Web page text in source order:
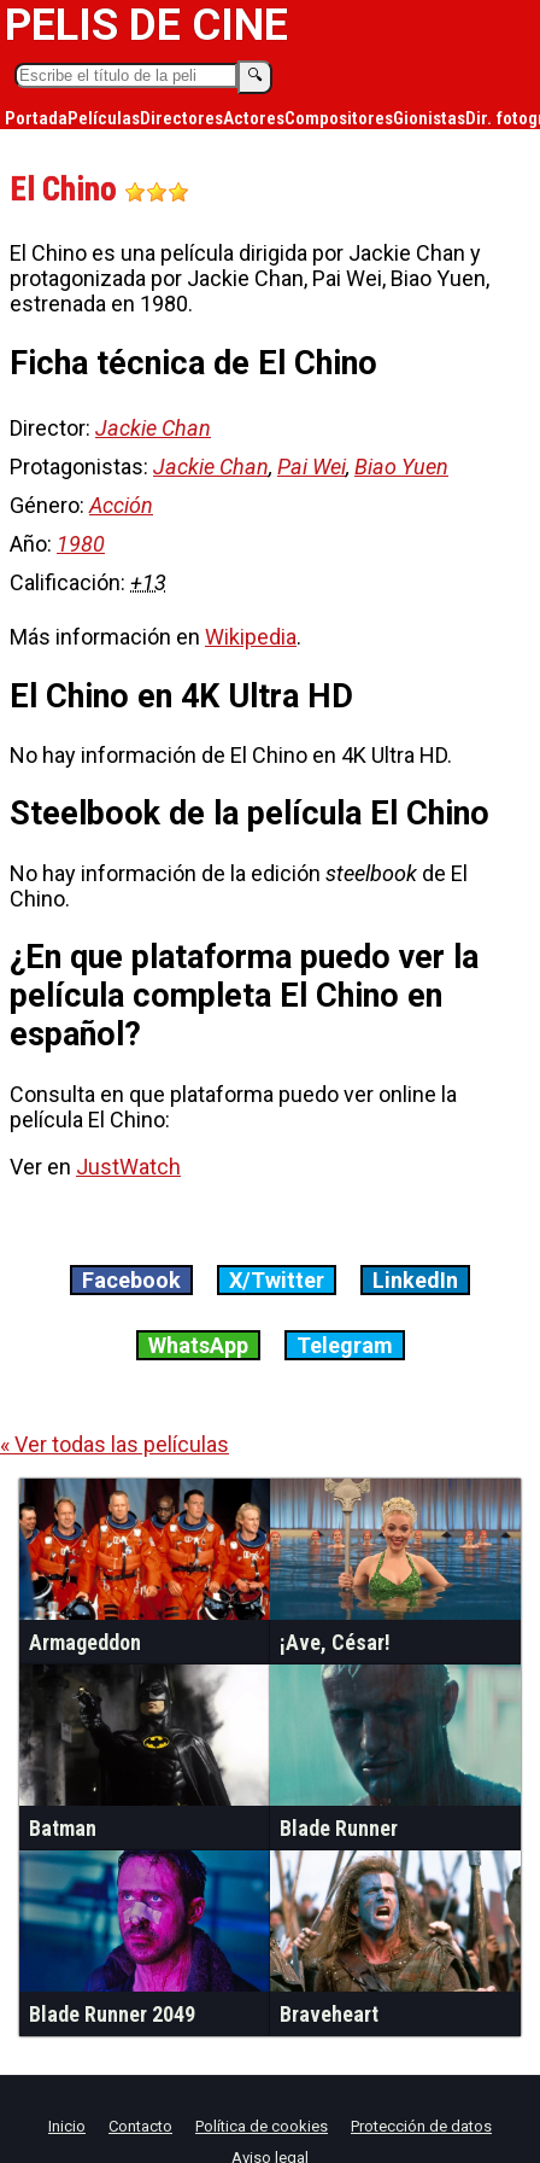
PELIS DE CINE
🔍︎
PortadaPelículasDirectoresActoresCompositoresGionistasDir.
El Chino
El Chino es una película dirigida por Jackie Chan y
protagonizada por Jackie Chan, Pai Wei, Biao Yuen,
estrenada en 1980.
Ficha técnica de El Chino
Director: Jackie Chan
Protagonistas: Jackie Chan, Pai Wei, Biao Yuen
Género:Acción
Año: 1980
Calificación: +13
Más información en Wikipedia.
El Chino en 4K Ultra HD
No hay información de El Chino en 4K Ultra HD.
Steelbook de la película El Chino
No hay información de la edición steelbook de El
Chino.
¿En que plataforma puedo ver la
película completa El Chino en
español?
Consulta en que plataforma puedo ver online la
película El Chino:
Ver en JustWatch
Facebook X/Twitter LinkedIn
WhatsApp Telegram
« Ver todas las películas
Armageddon ¡Ave, César!
Batman Blade Runner
Blade Runner 2049 Braveheart
Inicio Contacto Política de cookies
Protección de datos
Aviso legal